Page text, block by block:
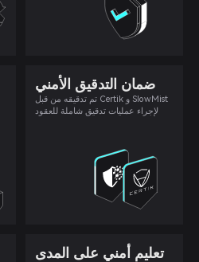
ضمان التدقيق الأمني
تم تدقيقه من قبل Certik و SlowMist
لإجراء عمليات تدقيق شاملة للعقود
تعليم أمني على المدى